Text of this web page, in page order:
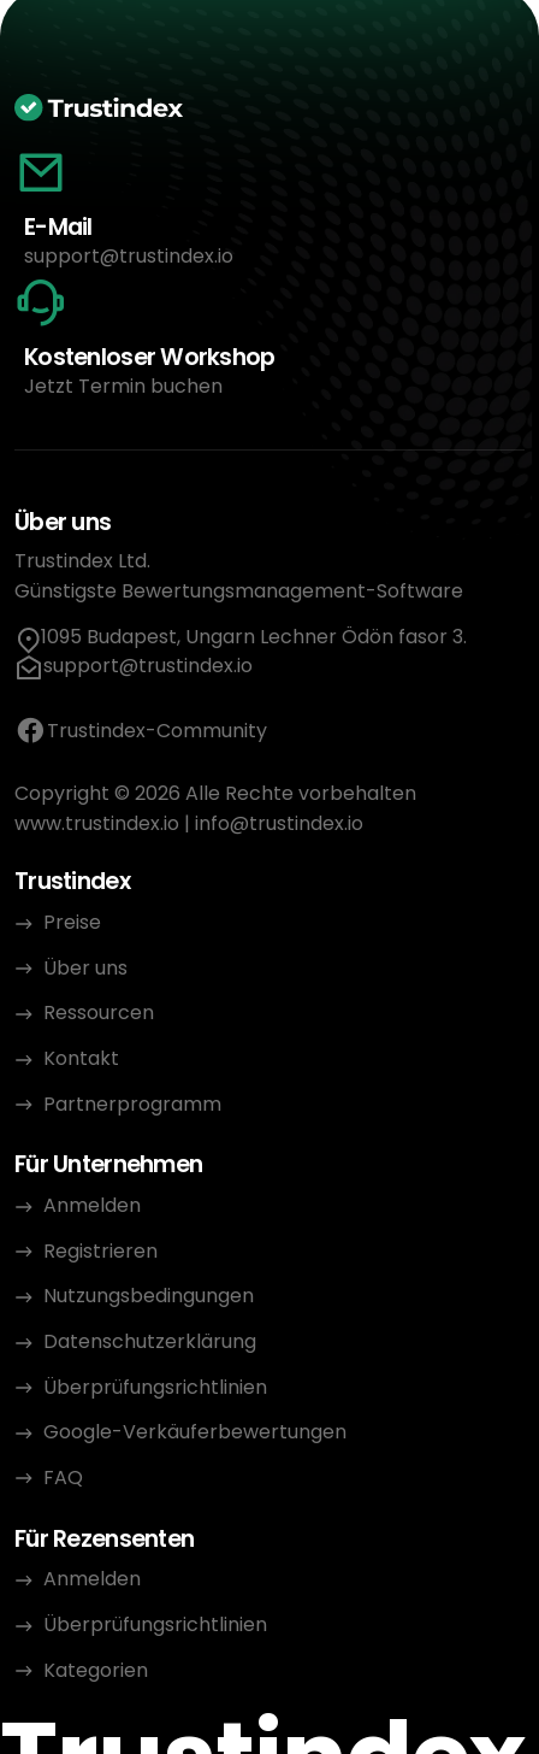
E-Mail
support@trustindex.io
Kostenloser Workshop
Jetzt Termin buchen
Über uns
Trustindex Ltd.
Günstigste Bewertungsmanagement-Software
1095 Budapest, Ungarn Lechner Ödön fasor 3.
support@trustindex.io
Trustindex-Community
Copyright © 2026 Alle Rechte vorbehalten
www.trustindex.io | info@trustindex.io
Trustindex
Preise
Über uns
Ressourcen
Kontakt
Partnerprogramm
Für Unternehmen
Anmelden
Registrieren
Nutzungsbedingungen
Datenschutzerklärung
Überprüfungsrichtlinien
Google-Verkäuferbewertungen
FAQ
Für Rezensenten
Anmelden
Überprüfungsrichtlinien
Kategorien